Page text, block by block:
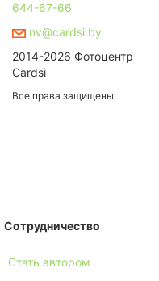
644-67-66
nv@cardsi.by
2014-2026 Фотоцентр
Cardsi
Все права защищены
Сотрудничество
Стать автором